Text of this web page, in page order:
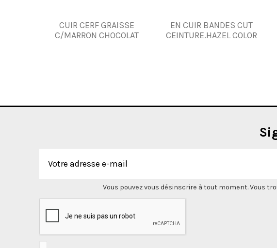
CUIR CERF GRAISSE
C/MARRON CHOCOLAT
EN CUIR BANDES CUT
CEINTURE.HAZEL COLOR
Vous pouvez vous désinscrire à tout moment. Vous